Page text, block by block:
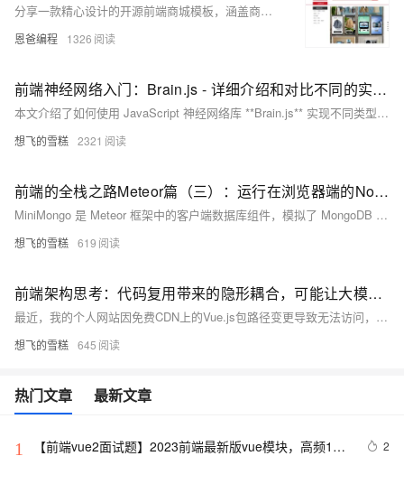
分享一款精心设计的开源前端商城模板，涵盖商品展示、购物车、订单处理、用户登录注册等核心功能，使用HTML、CSS、JS和jQuery构建，结构清晰，适合新手和资深开发者，助力电商项目快速启动。
恩爸编程 1326
前端神经网络入门：Brain.js - 详细介绍和对比不同的实现 - CNN、RNN、DNN、FFNN -无需准备环境打开浏览器即可测试运行-支持WebGPU加速
本文介绍了如何使用 JavaScript 神经网络库 **Brain.js** 实现不同类型的神经网络，包括前馈神经网络（FFNN）、深度神经网络（DNN）和循环神经网络（RNN）。通过简单的示例和代码，帮助前端开发者快速入门并理解神经网络的基本概念。文章还对比了各类神经网络的特点和适用场景，并简要介绍了卷积神经网络（CNN）的替代方案。
想飞的雪糕 2321
前端的全栈之路Meteor篇（三）：运行在浏览器端的NoSQL数据库副本-MiniMongo介绍及其前后端数据实时同步示例
MiniMongo 是 Meteor 框架中的客户端数据库组件，模拟了 MongoDB 的核心功能，允许前端开发者使用类似 MongoDB 的 API 进行数据操作。通过 Meteor 的数据同步机制，MiniMongo 与服务器端的 MongoDB 实现实时数据同步，确保数据一致性，支持发布/订阅模型和响应式数据源，适用于实时聊天、项目管理和协作工具等应用场景。
想飞的雪糕 619
前端架构思考：代码复用带来的隐形耦合，可能让大模型造轮子是更好的选择-从 CDN 依赖包被删导致个站打不开到数年前因11 行代码导致上千项目崩溃谈谈npm黑洞 - 统计下你的项目有多少个依赖吧！
最近，我的个人网站因免费CDN上的Vue.js包路径变更导致无法访问，引发了我对前端依赖管理的深刻反思。文章探讨了NPM依赖陷阱、开源库所有权与维护压力、NPM生态问题，并提出减少不必要的依赖、重视模块设计等建议，以提升前端项目的稳定性和可控性。通过“left_pad”事件及个人经历，强调了依赖管理的重要性和让大模型代替人造轮子的潜在收益
想飞的雪糕 645
热门文章 最新文章
1
【前端vue2面试题】2023前端最新版vue模块，高频17
2